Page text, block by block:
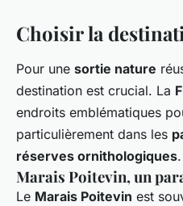
Choisir la
Pour une sortie nature
destination est crucial. La
endroits emblématiques
particulièrement dans les
réserves ornithologiques.
Marais Poitevin, un
Le Marais Poitevin est